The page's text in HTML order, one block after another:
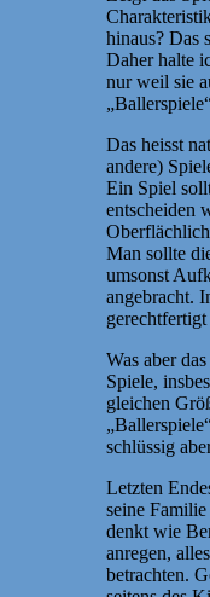
hinaus? Das
Daher halte
nur weil sie
Das heisst
andere)
Ein Spiel
entscheiden
Man sollte
umsonst
angebracht.
Was aber
Spiele,
gleichen
schlüssig
Letzten
seine
denkt wie
anregen,
betrachten.